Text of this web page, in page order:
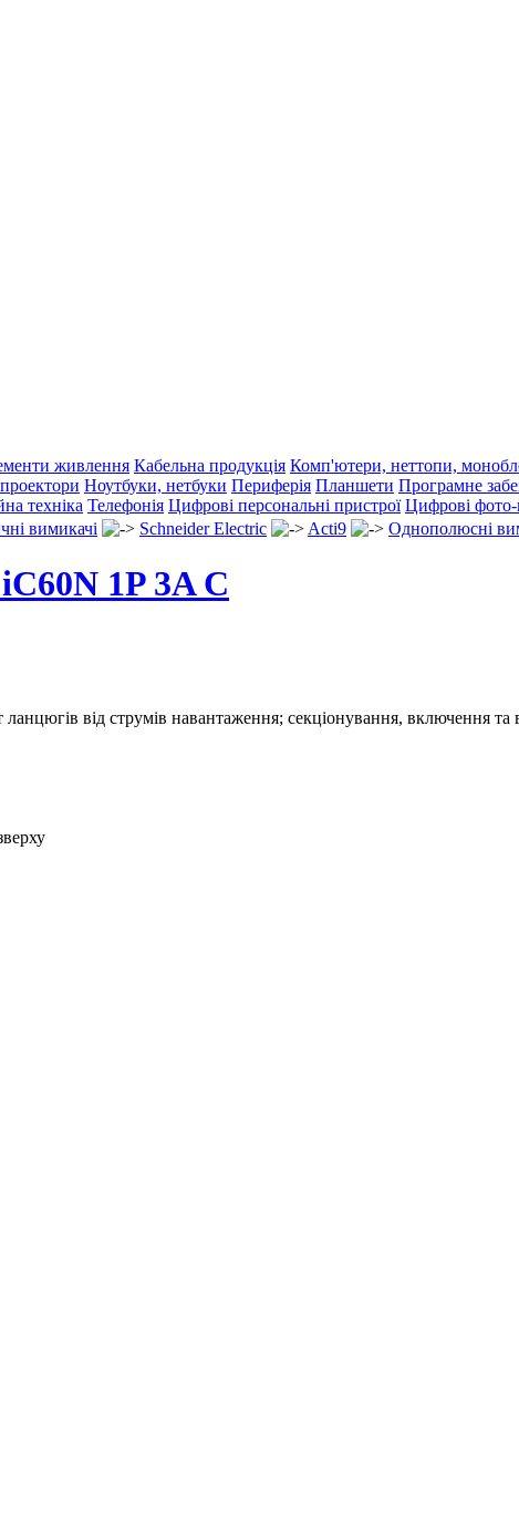
живлення Кабельна продукція Комп'ютери, неттопи,
Ноутбуки, нетбуки Периферія Планшети Програмне
техніка Телефонія Цифрові персональні пристрої Цифрові фото-
вимикачі Schneider Electric Acti9 Однополюсні
1P 3A C
від струмів навантаження; секціонування, включення та